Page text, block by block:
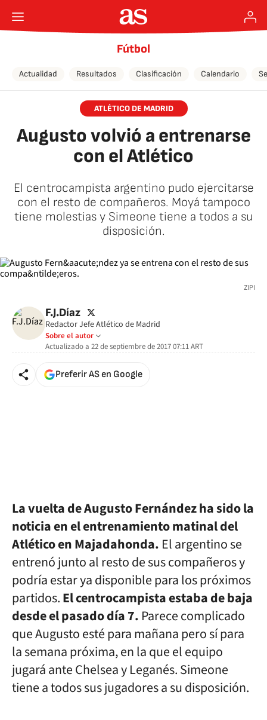
Fútbol
Actualidad Resultados Clasificación Calendario
ATLÉTICO DE MADRID
Augusto volvió a entrenarse
con el Atlético
El centrocampista argentino pudo ejercitarse
con el resto de compañeros. Moyá tampoco
tiene molestias y Simeone tiene a todos a su
disposición.
ZIPI
F.J.Díaz twitter
Redactor Jefe Atlético de Madrid
Sobre el autor
Actualizado a 22 de septiembre de 2017 07:11ART
Preferir AS en Google
La vuelta de Augusto Fernández ha sido la
noticia en el entrenamiento matinal del
Atlético en Majadahonda. El argentino se
entrenó junto al resto de sus compañeros y
podría estar ya disponible para los próximos
partidos.El centrocampista estaba de baja
desde el pasado día 7. Parece complicado
que Augusto esté para mañana pero sí para
la semana próxima, en la que el equipo
jugará ante Chelsea y Leganés. Simeone
tiene a todos sus jugadores a su disposición.